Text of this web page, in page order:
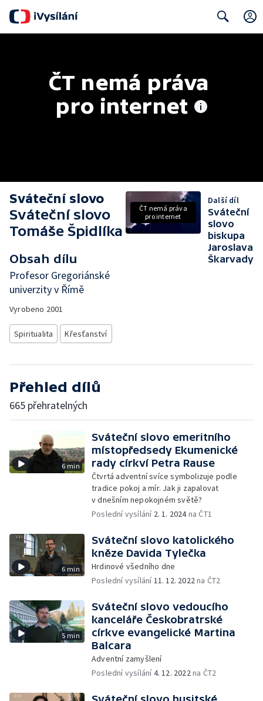
ČT nemá práva
pro internet
Sváteční slovo
Sváteční slovo
Tomáše Špidlíka
Obsah dílu
Profesor Gregoriánské
univerzity v Římě
Vyrobeno 2001
Spiritualita Křesťanství
ČT nemá práva
pro internet
Další díl
Sváteční
slovo
biskupa
Jaroslava
Škarvady
Přehled dílů
665 přehratelných
6 min
Sváteční slovo emeritního
místopředsedy Ekumenické
rady církví Petra Rause
Čtvrtá adventní svíce symbolizuje podle
tradice pokoj a mír. Jak ji zapalovat
v dnešním nepokojném světě?
Poslední vysílání 2. 1. 2024na ČT1
6 min
Sváteční slovo katolického
kněze Davida Tylečka
Hrdinové všedního dne
Poslední vysílání11. 12. 2022na ČT2
5 min
Sváteční slovo vedoucího
kanceláře Českobratrské
církve evangelické Martina
Balcara
Adventní zamyšlení
Poslední vysílání4. 12. 2022na ČT2